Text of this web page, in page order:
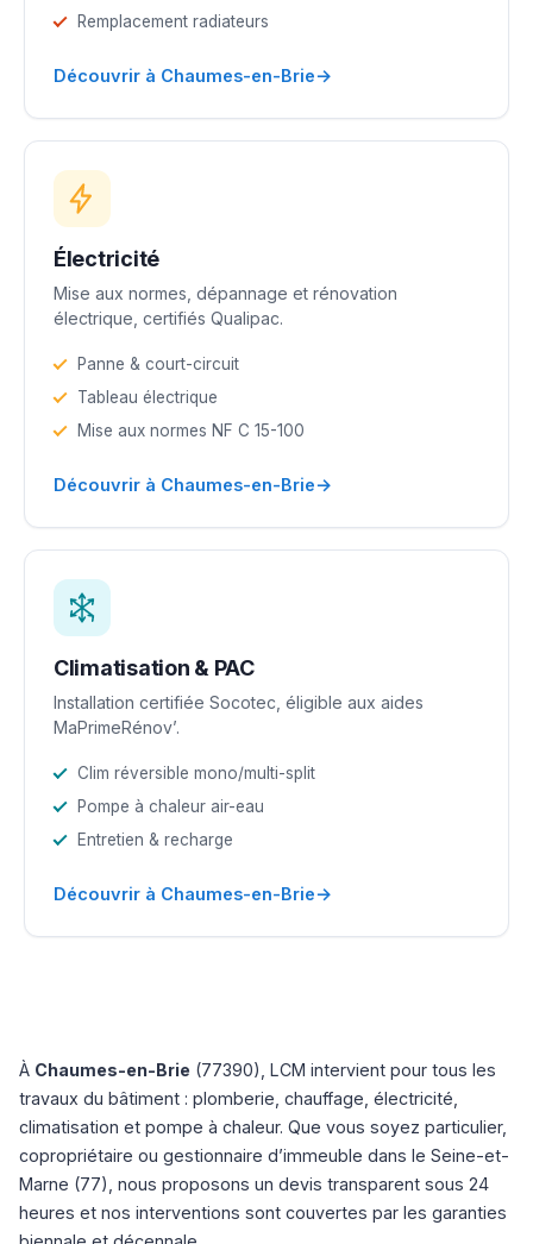
Remplacement radiateurs
Découvrir à Chaumes-en-Brie→
Électricité
Mise aux normes, dépannage et rénovation
électrique, certifiés Qualipac.
Panne & court-circuit
Tableau électrique
Mise aux normes NF C 15-100
Découvrir à Chaumes-en-Brie→
Climatisation & PAC
Installation certifiée Socotec, éligible aux aides
MaPrimeRénov’.
Clim réversible mono/multi-split
Pompe à chaleur air-eau
Entretien & recharge
Découvrir à Chaumes-en-Brie→
À Chaumes-en-Brie (77390), LCM intervient pour tous les
travaux du bâtiment : plomberie, chauffage, électricité,
climatisation et pompe à chaleur. Que vous soyez particulier,
copropriétaire ou gestionnaire d’immeuble dans le Seine-et-
Marne (77), nous proposons un devis transparent sous 24
heures et nos interventions sont couvertes par les garanties